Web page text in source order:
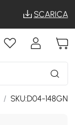
SCARICA
/ SKU:D04-148GN